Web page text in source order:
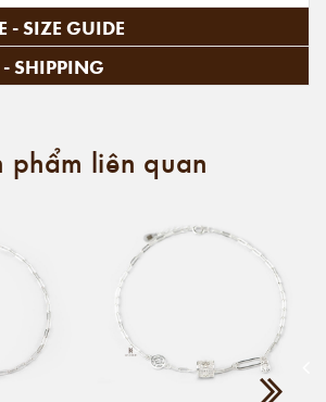
- SIZE GUIDE
SHIPPING
phẩm liên quan